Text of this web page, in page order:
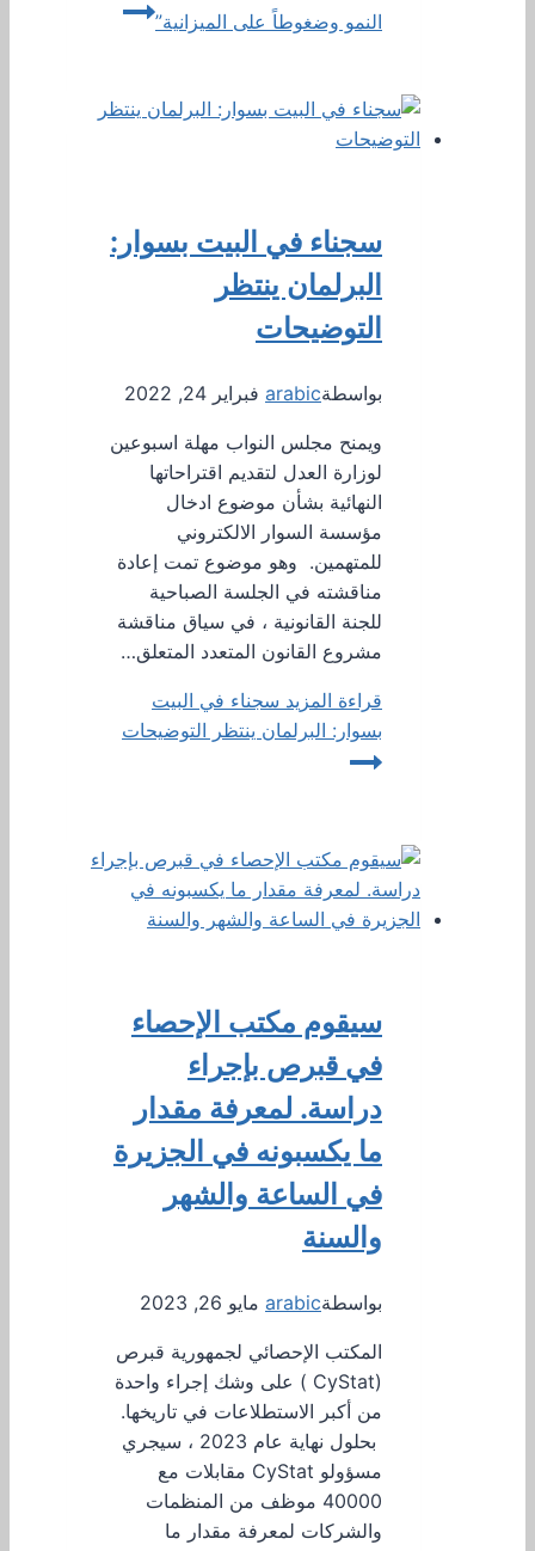
النمو وضغوطاً على الميزانية”
سجناء في البيت بسوار:
البرلمان ينتظر
التوضيحات
بواسطةarabic فبراير 24, 2022
ويمنح مجلس النواب مهلة اسبوعين
لوزارة العدل لتقديم اقتراحاتها
النهائية بشأن موضوع ادخال
مؤسسة السوار الالكتروني
للمتهمين. وهو موضوع تمت إعادة
مناقشته في الجلسة الصباحية
للجنة القانونية ، في سياق مناقشة
مشروع القانون المتعدد المتعلق…
قراءة المزيد سجناء في البيت
بسوار: البرلمان ينتظر التوضيحات
سيقوم مكتب الإحصاء
في قبرص بإجراء
دراسة. لمعرفة مقدار
ما يكسبونه في الجزيرة
في الساعة والشهر
والسنة
بواسطةarabic مايو 26, 2023
المكتب الإحصائي لجمهورية قبرص
(CyStat ) على وشك إجراء واحدة
من أكبر الاستطلاعات في تاريخها.
بحلول نهاية عام 2023 ، سيجري
مسؤولو CyStat مقابلات مع
40000 موظف من المنظمات
والشركات لمعرفة مقدار ما